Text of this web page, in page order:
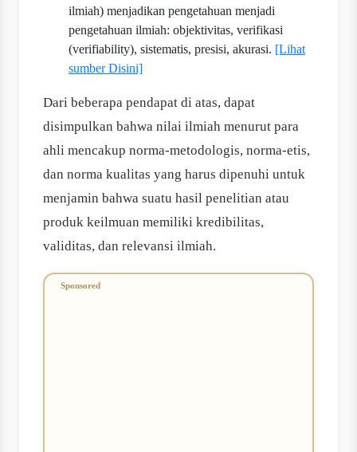
ilmiah) menjadikan pengetahuan menjadi
pengetahuan ilmiah: objektivitas, verifikasi
(verifiability), sistematis, presisi, akurasi. [Lihat
sumber Disini]
Dari beberapa pendapat di atas, dapat
disimpulkan bahwa nilai ilmiah menurut para
ahli mencakup norma-metodologis, norma-etis,
dan norma kualitas yang harus dipenuhi untuk
menjamin bahwa suatu hasil penelitian atau
produk keilmuan memiliki kredibilitas,
validitas, dan relevansi ilmiah.